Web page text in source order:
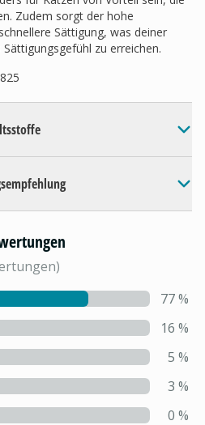
Zudem sorgt der hohe
Sättigung, was deiner
zu erreichen.
)
77%
16 %
5 %
3 %
0 %